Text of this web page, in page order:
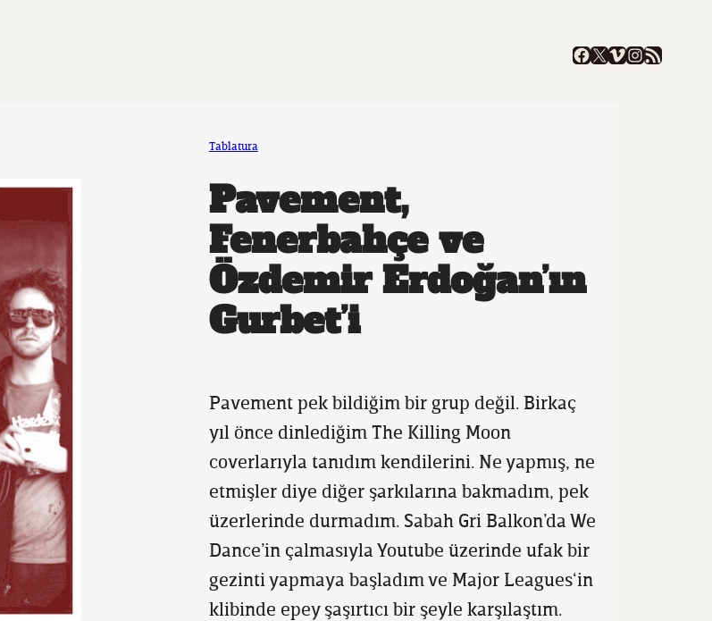
Facebook
X Vimeo
Instagram
RSS
Tablatura
Pavement,
Fenerbahçe ve
Özdemir Erdoğan’ın
Gurbet’i
Pavement pek bildiğim bir grup değil. Birkaç
yıl önce dinlediğim The Killing Moon
coverlarıyla tanıdım kendilerini. Ne yapmış, ne
etmişler diye diğer şarkılarına bakmadım, pek
üzerlerinde durmadım. Sabah Gri Balkon’da We
Dance’in çalmasıyla Youtube üzerinde ufak bir
gezinti yapmaya başladım ve Major Leagues‘in
klibinde epey şaşırtıcı bir şeyle karşılaştım.